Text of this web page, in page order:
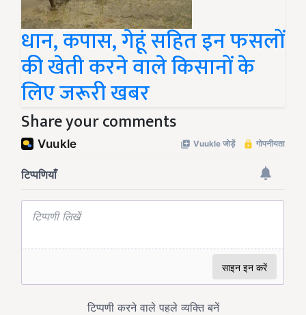
धान, कपास, गेहूं सहित इन फसलों
की खेती करने वाले किसानों के
लिए जरूरी खबर
Share your comments